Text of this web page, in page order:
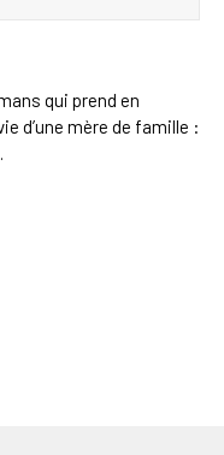
qui prend en
d’une mère de famille :